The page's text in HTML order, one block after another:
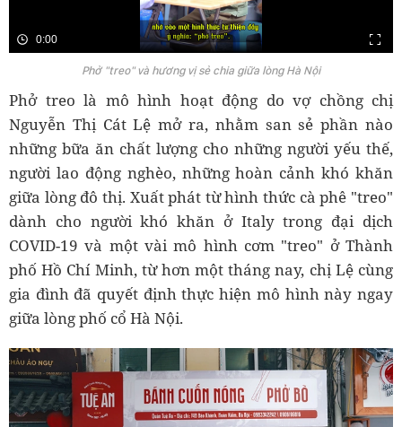
0:00
Phở "treo" và hương vị sẻ chia giữa lòng Hà Nội
Phở treo là mô hình hoạt động do vợ chồng chị
Nguyễn Thị Cát Lệ mở ra, nhằm san sẻ phần nào
những bữa ăn chất lượng cho những người yếu thế,
người lao động nghèo, những hoàn cảnh khó khăn
giữa lòng đô thị. Xuất phát từ hình thức cà phê "treo"
dành cho người khó khăn ở Italy trong đại dịch
COVID-19 và một vài mô hình cơm "treo" ở Thành
phố Hồ Chí Minh, từ hơn một tháng nay, chị Lệ cùng
gia đình đã quyết định thực hiện mô hình này ngay
giữa lòng phố cổ Hà Nội.